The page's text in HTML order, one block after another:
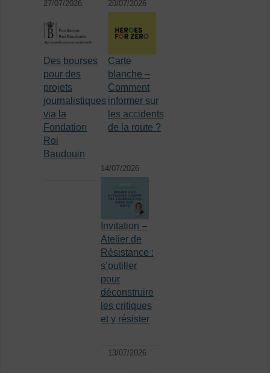
27/07/2026
Des bourses
pour des
projets
journalistiques
via la
Fondation
Roi
Baudouin
20/07/2026
Carte
blanche –
Comment
informer sur
les accidents
de la route ?
14/07/2026
Invitation –
Atelier de
Résistance :
s’outiller
pour
déconstruire
les critiques
et y résister
13/07/2026